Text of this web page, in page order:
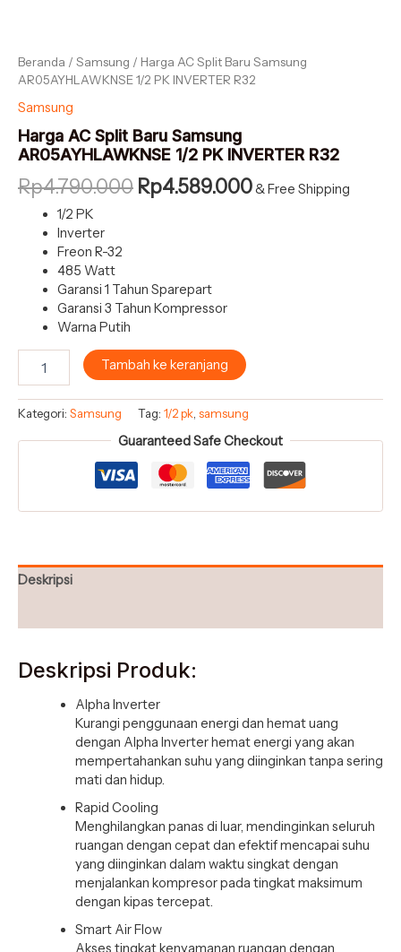
Beranda / Samsung / Harga AC Split Baru Samsung
AR05AYHLAWKNSE 1/2 PK INVERTER R32
Samsung
Harga AC Split Baru Samsung
AR05AYHLAWKNSE 1/2 PK INVERTER R32
Rp4.790.000 Rp4.589.000& Free Shipping
1/2 PK
Inverter
Freon R-32
485 Watt
Garansi 1 Tahun Sparepart
Garansi 3 Tahun Kompressor
Warna Putih
Tambah ke keranjang
Kategori: Samsung Tag: 1/2 pk, samsung
Guaranteed Safe Checkout
Deskripsi
Deskripsi Produk:
Alpha Inverter
Kurangi penggunaan energi dan hemat uang
dengan Alpha Inverter hemat energi yang akan
mempertahankan suhu yang diinginkan tanpa sering
mati dan hidup.
Rapid Cooling
Menghilangkan panas di luar, mendinginkan seluruh
ruangan dengan cepat dan efektif mencapai suhu
yang diinginkan dalam waktu singkat dengan
menjalankan kompresor pada tingkat maksimum
dengan kipas tercepat.
Smart Air Flow
Akses tingkat kenyamanan ruangan dengan